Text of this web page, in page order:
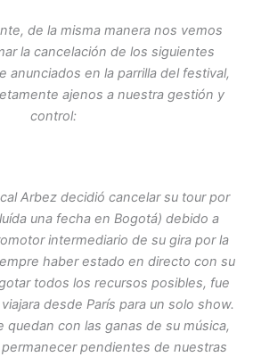
de la misma manera nos vemos
la cancelación de los siguientes
anunciados en la parrilla del festival,
ajenos a nuestra gestión y
control:
Arbez decidió cancelar su tour por
una fecha en Bogotá) debido a
intermediario de su gira por la
haber estado en directo con su
todos los recursos posibles, fue
desde París para un solo show.
quedan con las ganas de su música,
pendientes de nuestras